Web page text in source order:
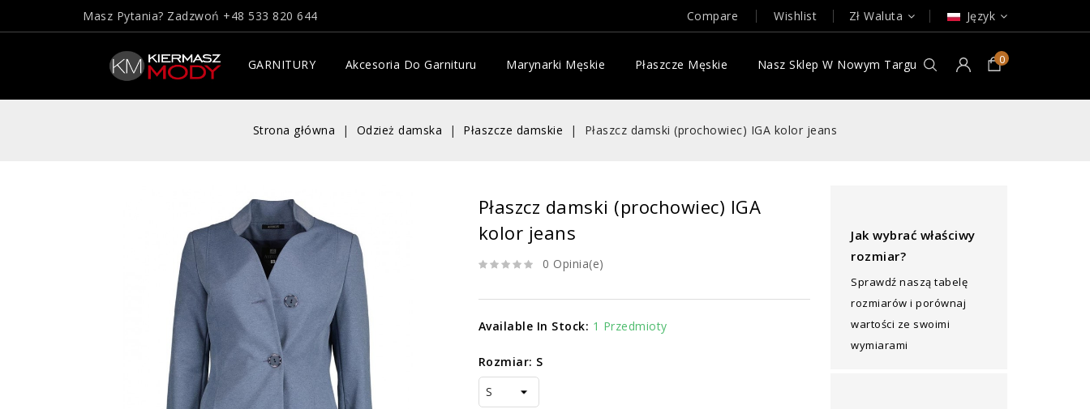
Masz Pytania? Zadzwoń +48 533 820 644 Compare Wishlist Zł Waluta Język
0
GARNITURY Akcesoria Do Garnituru Marynarki Męskie Płaszcze Męskie Nasz Sklep W Nowym Targu
Strona główna Odzież damska Płaszcze damskie Płaszcz damski (prochowiec) IGA kolor jeans
Płaszcz damski (prochowiec) IGA
kolor jeans
0 Opinia(e)
Available In Stock: 1 Przedmioty
Rozmiar: S
Jak wybrać właściwy
rozmiar?
Sprawdź naszą tabelę
rozmiarów i porównaj
wartości ze swoimi
wymiarami